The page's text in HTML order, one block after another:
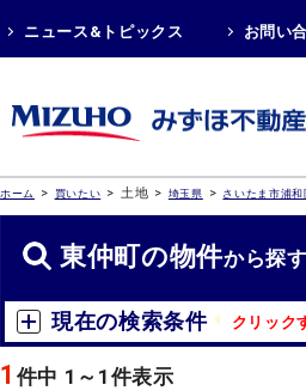
ニュース&トピックス お問い
ホーム > 買いたい > 土地 > 埼玉県 > さいたま市浦和
東仲町の物件から探
現在の検索条件 クリック
1 件中 1～1件表示